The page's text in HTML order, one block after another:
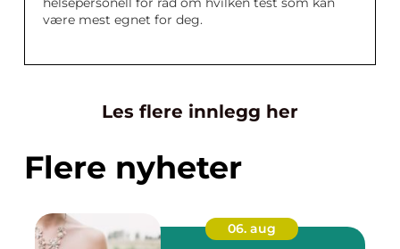
være mest egnet for deg.
Les flere innlegg her
Flere nyheter
06. aug